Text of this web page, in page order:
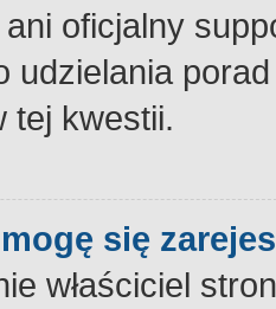
oficjalny
udzielania
tej kwestii.
się
właściciel